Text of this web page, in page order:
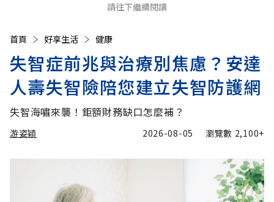
請往下繼續閱讀
首頁 好享生活 健康
失智症前兆與治療別焦慮？安達
人壽失智險陪您建立失智防護網
失智海嘯來襲！鉅額財務缺口怎麼補？
游姿穎 2026-08-05 瀏覽數 2,100+